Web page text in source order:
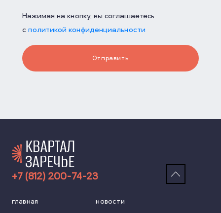
Нажимая на кнопку, вы соглашаетесь
сполитикой конфиденциальности
Отправить
+7 (812) 200-74-23
главная новости